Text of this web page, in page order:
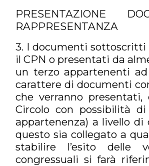
PRESENTAZIONE
RAPPRESENTANZA
3. I documenti sottoscritti
il CPN o presentati da
un terzo appartenenti
carattere di documenti
che verranno
Circolo con possibilità
appartenenza) a livello di
questo sia collegato a
stabilire l’esito delle
congressuali si farà